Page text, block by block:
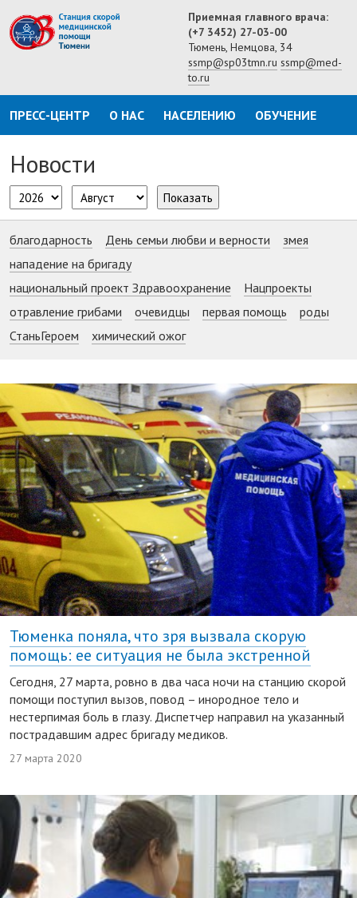
Приемная главного врача:
(+7 3452) 27-03-00
Тюмень, Немцова, 34
ssmp@sp03tmn.ru ssmp@med-
to.ru
ПРЕСС-ЦЕНТР О НАС НАСЕЛЕНИЮ ОБУЧЕНИЕ
Новости
Показать
благодарность День семьи любви и верности
змея
нападение на бригаду
национальный проект Здравоохранение
Нацпроекты
отравление грибами
очевидцы первая помощь
роды
СтаньГероем
химический ожог
Тюменка поняла, что зря вызвала скорую
помощь: ее ситуация не была экстренной
Сегодня, 27 марта, ровно в два часа ночи на станцию скорой
помощи поступил вызов, повод – инородное тело и
нестерпимая боль в глазу. Диспетчер направил на указанный
пострадавшим адрес бригаду медиков.
27 марта 2020